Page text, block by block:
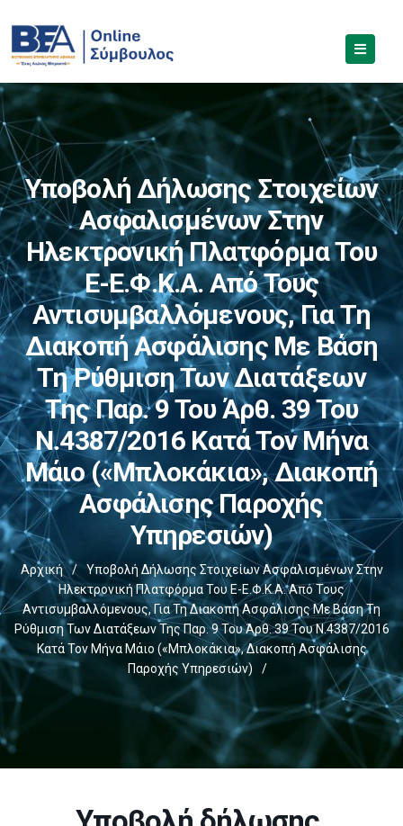
Υποβολή Δήλωσης Στοιχείων
Ασφαλισμένων Στην
Ηλεκτρονική Πλατφόρμα Του
E-Ε.Φ.Κ.Α. Από Τους
Αντισυμβαλλόμενους, Για Τη
Διακοπή Ασφάλισης Με Βάση
Τη Ρύθμιση Των Διατάξεων
Της Παρ. 9 Του Άρθ. 39 Του
Ν.4387/2016 Κατά Τον Μήνα
Μάιο («μπλοκάκια», Διακοπή
Ασφάλισης Παροχής
Υπηρεσιών)
Αρχική /
Υποβολή Δήλωσης Στοιχείων Ασφαλισμένων Στην
Ηλεκτρονική Πλατφόρμα Του E-Ε.Φ.Κ.Α. Από Τους
Αντισυμβαλλόμενους, Για Τη Διακοπή Ασφάλισης Με Βάση Τη
Ρύθμιση Των Διατάξεων Της Παρ. 9 Του Άρθ. 39 Του Ν.4387/2016
Κατά Τον Μήνα Μάιο («μπλοκάκια», Διακοπή Ασφάλισης
Παροχής Υπηρεσιών)
/